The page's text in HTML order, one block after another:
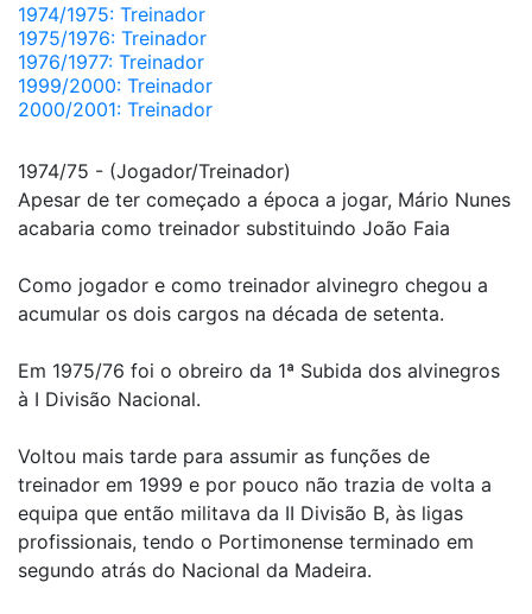
1974/1975: Treinador
1975/1976: Treinador
1976/1977: Treinador
1999/2000: Treinador
2000/2001: Treinador
1974/75 - (Jogador/Treinador)
Apesar de ter começado a época a jogar, Mário Nunes
acabaria como treinador substituindo João Faia
Como jogador e como treinador alvinegro chegou a
acumular os dois cargos na década de setenta.
Em 1975/76 foi o obreiro da 1ª Subida dos alvinegros
à I Divisão Nacional.
Voltou mais tarde para assumir as funções de
treinador em 1999 e por pouco não trazia de volta a
equipa que então militava da II Divisão B, às ligas
profissionais, tendo o Portimonense terminado em
segundo atrás do Nacional da Madeira.